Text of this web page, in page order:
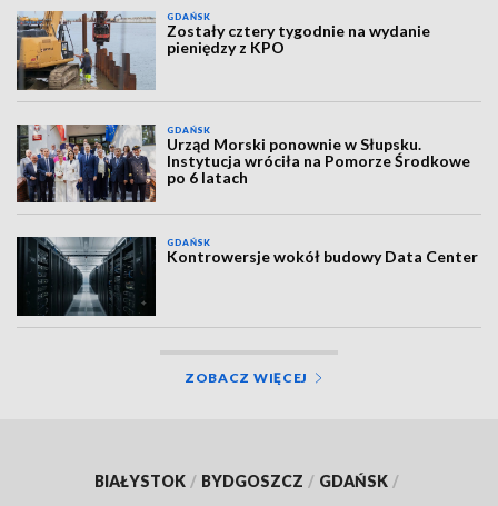
GDAŃSK
Zostały cztery tygodnie na wydanie
pieniędzy z KPO
GDAŃSK
Urząd Morski ponownie w Słupsku.
Instytucja wróciła na Pomorze Środkowe
po 6 latach
GDAŃSK
Kontrowersje wokół budowy Data Center
ZOBACZ WIĘCEJ
BIAŁYSTOK / BYDGOSZCZ / GDAŃSK /